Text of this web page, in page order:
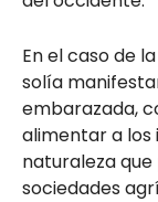
En el caso de
solía
embarazada,
alimentar a los
naturaleza
sociedades